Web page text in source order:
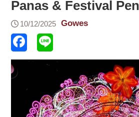
Panas & Festival
10/12/2025 Gowes